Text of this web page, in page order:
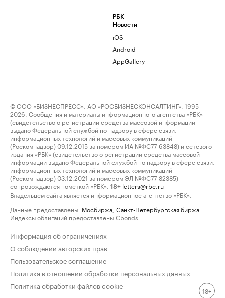
РБК
Новости
iOS
Android
AppGallery
© ООО «БИЗНЕСПРЕСС», АО «РОСБИЗНЕСКОНСАЛТИНГ», 1995–
2026. Сообщения и материалы информационного агентства «РБК»
(свидетельство о регистрации средства массовой информации
выдано Федеральной службой по надзору в сфере связи,
информационных технологий и массовых коммуникаций
(Роскомнадзор) 09.12.2015 за номером ИА №ФС77-63848) и сетевого
издания «РБК» (свидетельство о регистрации средства массовой
информации выдано Федеральной службой по надзору в сфере связи,
информационных технологий и массовых коммуникаций
(Роскомнадзор) 03.12.2021 за номером ЭЛ №ФС77-82385)
сопровождаются пометкой «РБК».
18+ letters@rbc.ru
Владельцем сайта является информационное агентство «РБК».
Данные предоставлены: Мосбиржа Санкт-Петербургская биржа
Индексы облигаций предоставлены Cbonds.
Информация об ограничениях
О соблюдении авторских прав
Пользовательское соглашение
Политика в отношении обработки персональных данных
Политика обработки файлов cookie
18+